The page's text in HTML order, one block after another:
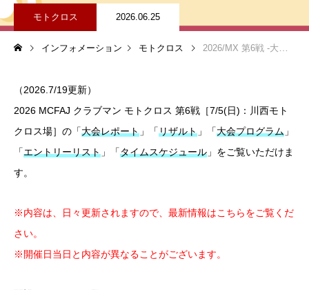
レース日程
インフォメーション
モトクロス
年間クラブ登録
モトクロス 2026.06.25
インフォメーション モトクロス 2026/MX 第6戦 -大会報告-
（2026.7/19更新）
2026 MCFAJ クラブマン モトクロス 第6戦［7/5(日)：川西モト
クロス場］の「大会レポート 」「リザルト 」「大会プログラム 」
「エントリーリスト 」「タイムスケジュール 」をご覧いただけま
す。
※内容は、日々更新されますので、最新情報はこちらをご覧くだ
さい。
※開催日当日と内容が異なることがございます。